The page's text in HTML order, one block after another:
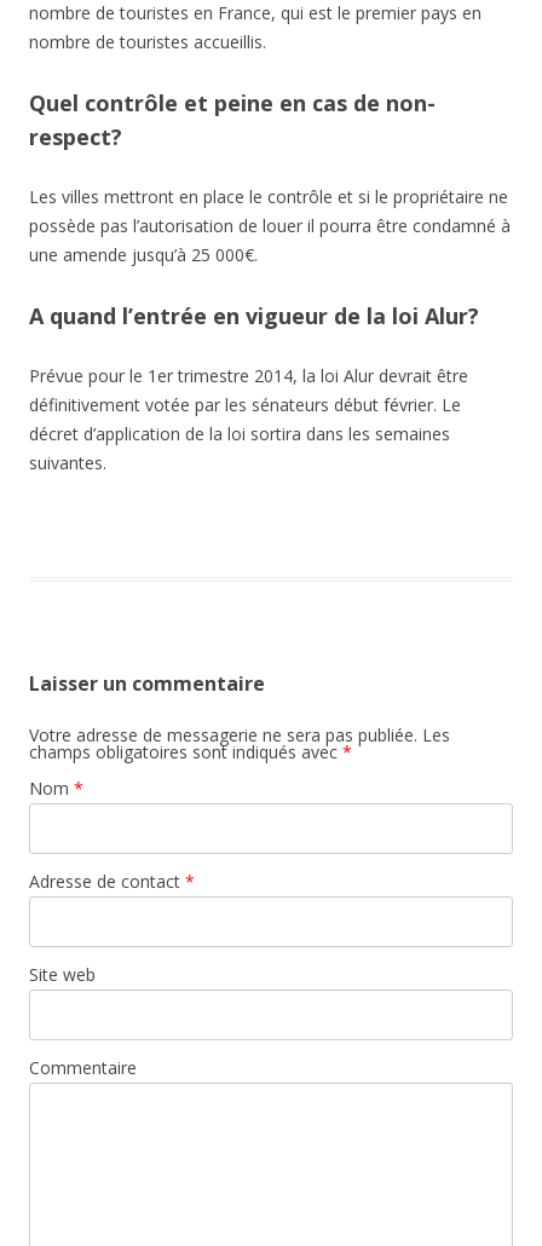
nombre de touristes en France, qui est le premier pays en
nombre de touristes accueillis.
Quel contrôle et peine en cas de non-
respect?
Les villes mettront en place le contrôle et si le propriétaire ne
possède pas l’autorisation de louer il pourra être condamné à
une amende jusqu’à 25 000€.
A quand l’entrée en vigueur de la loi Alur?
Prévue pour le 1er trimestre 2014, la loi Alur devrait être
définitivement votée par les sénateurs début février. Le
décret d’application de la loi sortira dans les semaines
suivantes.
Laisser un commentaire
Votre adresse de messagerie ne sera pas publiée. Les
champs obligatoires sont indiqués avec *
Nom *
Adresse de contact *
Site web
Commentaire